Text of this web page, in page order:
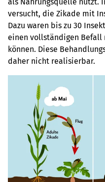
versucht, die Zikade mit
Dazu waren bis zu 30
einen vollständigen Befall
können. Diese
daher nicht realisierbar.